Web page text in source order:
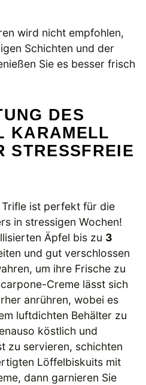
wird nicht empfohlen,
Schichten und der
Sie es besser frisch
DES
KARAMELL
STRESSFREIE
ist perfekt für die
in stressigen Wochen!
Äpfel bis zu 3
und gut verschlossen
um ihre Frische zu
Creme lässt sich
anrühren, wobei es
luftdichten Behälter zu
köstlich und
zu servieren, schichten
Löffelbiskuits mit
dann garnieren Sie